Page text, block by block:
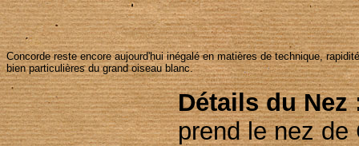
Concorde reste encore aujourd'hui inégalé en matières de technique,
bien particulières du grand oiseau blanc.
Détails du Nez
prend le nez de